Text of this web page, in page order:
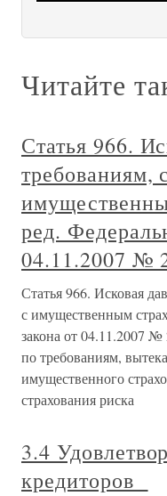
Читайте
Статья 966.
требованиям,
ред.
04.11.2007 №
Статья 966. Исковая
с имущественным
закона от 04.11.2007
по требованиям,
имущественного
страхования риска
3.4
кредиторов